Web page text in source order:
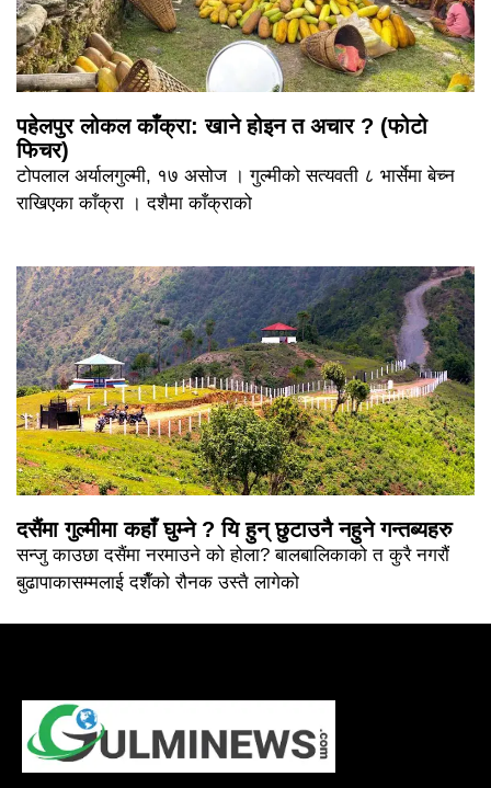
पहेलपुर लोकल काँक्रा: खाने होइन त अचार ? (फोटो
फिचर)
टोपलाल अर्यालगुल्मी, १७ असोज । गुल्मीको सत्यवती ८ भार्सेमा बेच्न
राखिएका काँक्रा । दशैमा काँक्राको
दसैंमा गुल्मीमा कहाँ घुम्ने ? यि हुन् छुटाउनै नहुने गन्तब्यहरु
सन्जु काउछा दसैंमा नरमाउने को होला? बालबालिकाको त कुरै नगरौं
बुढापाकासम्मलाई दशैँको रौनक उस्तै लागेको